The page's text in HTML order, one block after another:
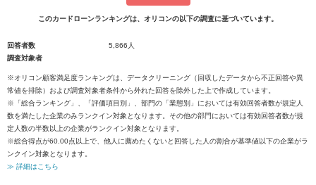
このカードローンランキングは、オリコンの以下の調査に基づいています。
回答者数
5,866人
調査対象者
※オリコン顧客満足度ランキングは、データクリーニング（回収したデータから不正回答や異
常値を排除）および調査対象者条件から外れた回答を除外した上で作成しています。
※「総合ランキング」、「評価項目別」、部門の「業態別」においては有効回答者数が規定人
数を満たした企業のみランクイン対象となります。その他の部門においては有効回答者数が規
定人数の半数以上の企業がランクイン対象となります。
※総合得点が60.00点以上で、他人に薦めたくないと回答した人の割合が基準値以下の企業がラ
ンクイン対象となります。
≫ 詳細はこちら